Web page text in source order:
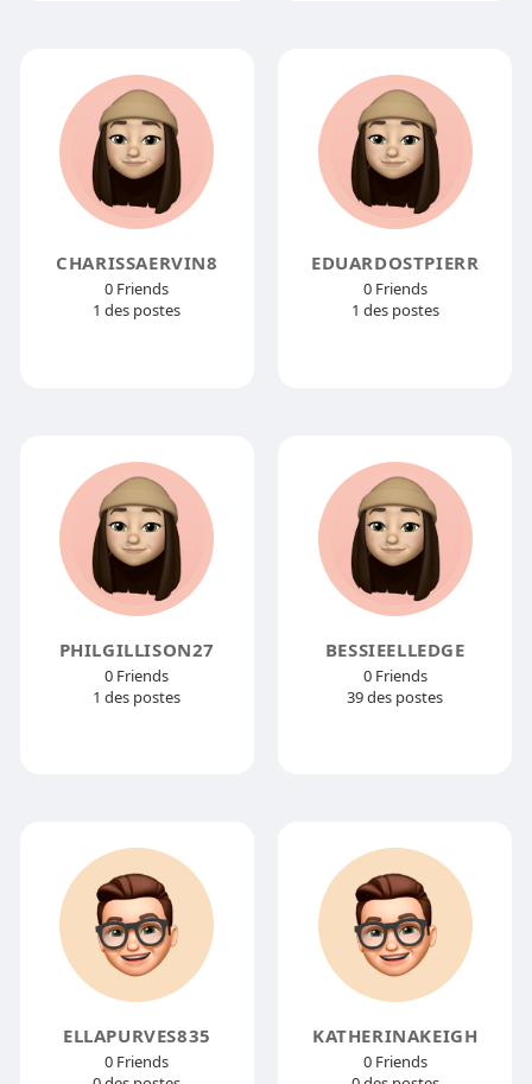
CHARISSAERVIN8
0 Friends
1 des postes
EDUARDOSTPIERR
0 Friends
1 des postes
PHILGILLISON27
0 Friends
1 des postes
BESSIEELLEDGE
0 Friends
39 des postes
ELLAPURVES835
0 Friends
KATHERINAKEIGH
0 Friends